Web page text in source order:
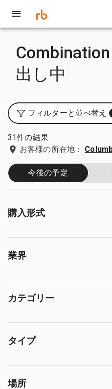
出し中
フィルターと並べ替え
31件の結果
お客様の所在地：
今後の予定
購入形式
業界
カテゴリー
タイプ
場所